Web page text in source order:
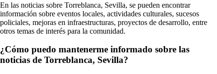
En las noticias sobre Torreblanca, Sevilla, se pueden encontrar
información sobre eventos locales, actividades culturales, sucesos
policiales, mejoras en infraestructuras, proyectos de desarrollo, entre
otros temas de interés para la comunidad.
¿Cómo puedo mantenerme informado sobre las
noticias de Torreblanca, Sevilla?